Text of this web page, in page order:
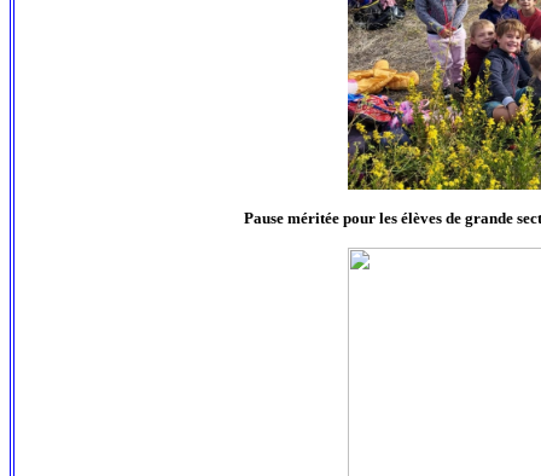
Pause méritée pour les élèves de grande